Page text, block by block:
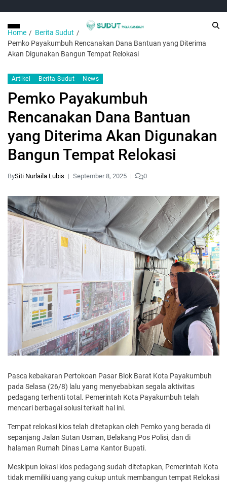
Home
Berita Sudut
Pemko Payakumbuh Rencanakan Dana Bantuan yang Diterima
Akan Digunakan Bangun Tempat Relokasi
Artikel Berita Sudut News
Pemko Payakumbuh
Rencanakan Dana Bantuan
yang Diterima Akan Digunakan
Bangun Tempat Relokasi
BySiti Nurlaila Lubis September 8, 2025 0
Pasca kebakaran Pertokoan Pasar Blok Barat Kota Payakumbuh
pada Selasa (26/8) lalu yang menyebabkan segala aktivitas
pedagang terhenti total. Pemerintah Kota Payakumbuh telah
mencari berbagai solusi terkait hal ini.
Tempat relokasi kios telah ditetapkan oleh Pemko yang berada di
sepanjang Jalan Sutan Usman, Belakang Pos Polisi, dan di
halaman Rumah Dinas Lama Kantor Bupati.
Meskipun lokasi kios pedagang sudah ditetapkan, Pemerintah Kota
tidak memiliki uang yang cukup untuk membangun tempat Relokasi